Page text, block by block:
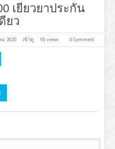
เยียวยาประกัน
ยว
2020 เข้าดู 93 views 0 Comment